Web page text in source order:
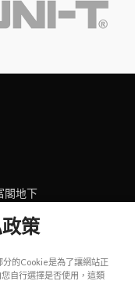
閣地下
策
的Cookie是為了讓網站正
自行選擇是否使用，這類